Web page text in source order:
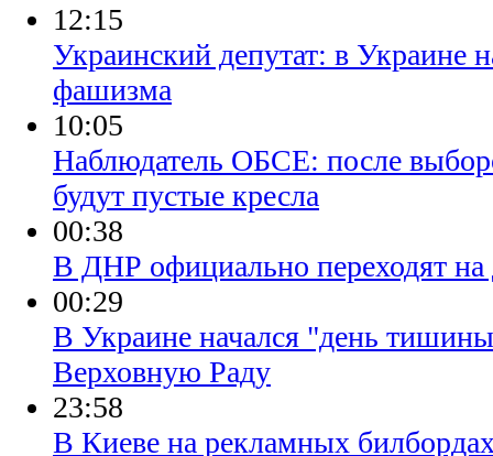
12:15
Украинский депутат: в Украине
фашизма
10:05
Наблюдатель ОБСЕ: после
будут пустые кресла
00:38
В ДНР официально переходят на
00:29
В Украине начался "день
Верховную Раду
23:58
В Киеве на рекламных